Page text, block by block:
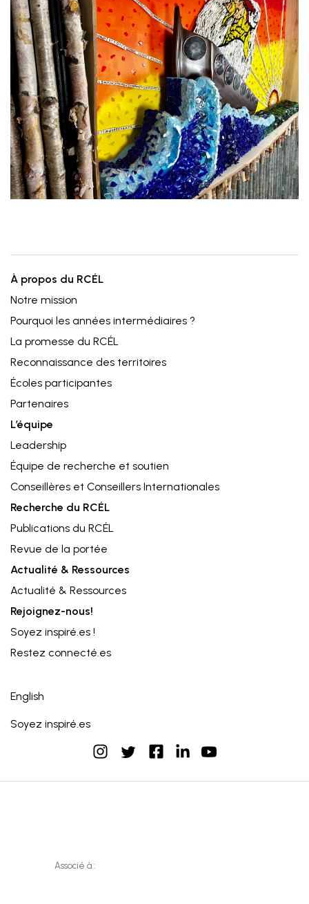
À propos du RCÉL
Notre mission
Pourquoi les années intermédiaires ?
La promesse du RCÉL
Reconnaissance des territoires
Écoles participantes
Partenaires
L’équipe
Leadership⁠
Équipe de recherche et soutien
Conseillères et Conseillers Internationales
Recherche du RCÉL
Publications du RCÉL
Revue de la portée
Actualité & Ressources
Actualité & Ressources
Rejoignez-nous!
Soyez inspiré.es !
Restez connecté.es
English
Soyez inspiré.es
instagramtwitterfacebook
linkedinyoutube
Associé à :